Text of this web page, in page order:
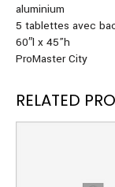
aluminium
5 tablettes avec
60″l x 45”h
ProMaster City
RELATED